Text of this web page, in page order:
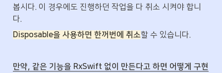
봅시다. 이 경우에도 진행하던 작업을 다 취소 시켜야 합니
다.
Disposable을 사용하면 한꺼번에 취소할 수 있습니다.
만약, 같은 기능을 RxSwift 없이 만든다고 하면 어떻게 구현